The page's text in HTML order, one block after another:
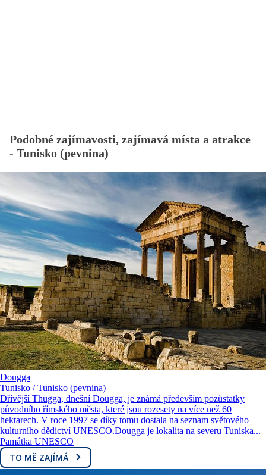
Podobné zajímavosti, zajímavá místa a atrakce
- Tunisko (pevnina)
Dougga
Tunisko / Tunisko (pevnina)
Dřívější Thugga, dnešní Dougga, je známá především pozůstatky
původního římského města, které jsou rozesety na více než 60
hektarech. V roce 1997 se díky tomu dostala na seznam světového
kulturního dědictví UNESCO.Dougga je lokalita na severu Tuniska...
Památka UNESCO
TO MĚ ZAJÍMÁ